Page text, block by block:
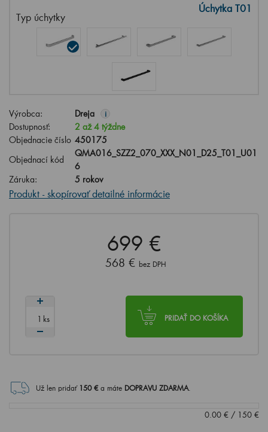
Typ úchytky
Úchytka T01
Výrobca: Dreja i
Dostupnosť:
2 až 4 týždne
Objednacie číslo 450175
Objednací kód
QMA016_SZZ2_070_XXX_N01_D25_T01_U01
6
Záruka:
5 rokov
Produkt - skopírovať detailné informácie
699 €
568 € bez DPH
PRIDAŤ DO KOŠÍKA
ks
Už len pridať 150€ a máte DOPRAVU ZDARMA.
0.00 € / 150 €